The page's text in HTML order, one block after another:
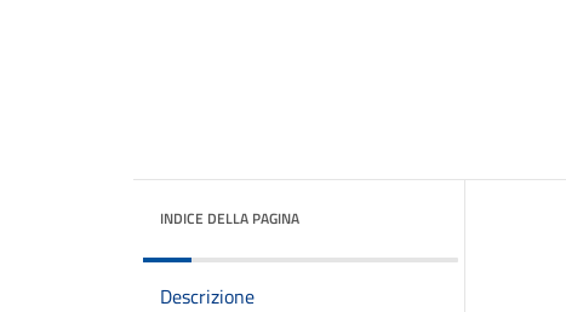
INDICE DELLA PAGINA
Descrizione